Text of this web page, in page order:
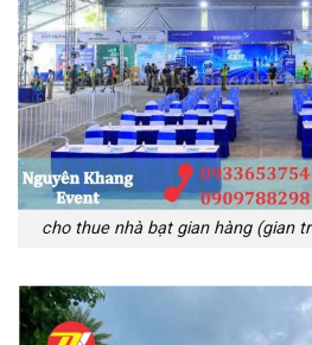
cho thue nhà bạt gian hàng (gian